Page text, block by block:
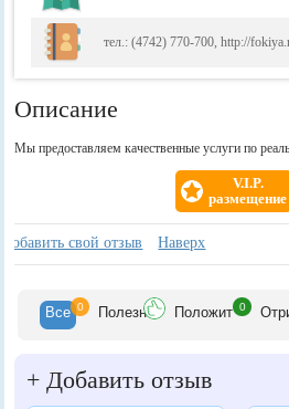
тел.: (4742) 770-700, http://
Описание
Мы предоставляем качественные услуги по
V.I.P.
размещение
Отзывы
Добавить свой отзыв Наверх
Все 0 Полезн Положит 0
+ Добавить отзыв